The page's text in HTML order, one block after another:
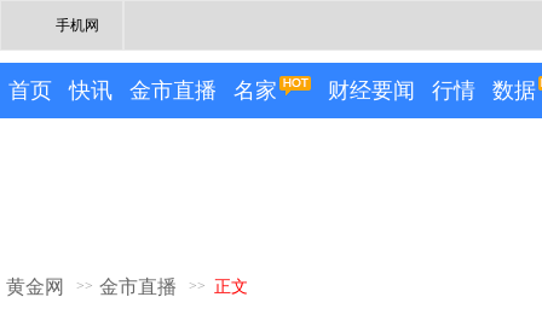
手机网
首页 快讯 金市直播 名家 财经要闻 行情 数据
黄金网 >> 金市直播 >> 正文